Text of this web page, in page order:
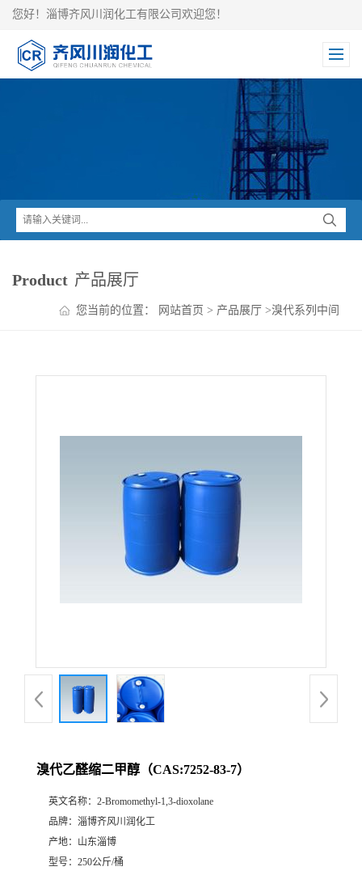
您好！淄博齐风川润化工有限公司欢迎您！
Product 产品展厅
您当前的位置： 网站首页 > 产品展厅 >溴代系列中间
溴代乙醛缩二甲醇（CAS:7252-83-7）
英文名称： 2-Bromomethyl-1,3-dioxolane
品牌： 淄博齐风川润化工
产地： 山东淄博
型号： 250公斤/桶